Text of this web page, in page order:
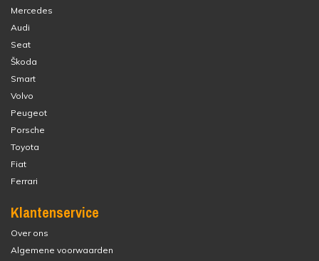
Mercedes
Audi
Seat
Škoda
Smart
Volvo
Peugeot
Porsche
Toyota
Fiat
Ferrari
Klantenservice
Over ons
Algemene voorwaarden